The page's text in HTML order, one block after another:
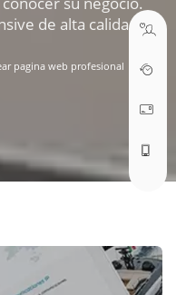
de alta calidad.
pagina web profesional